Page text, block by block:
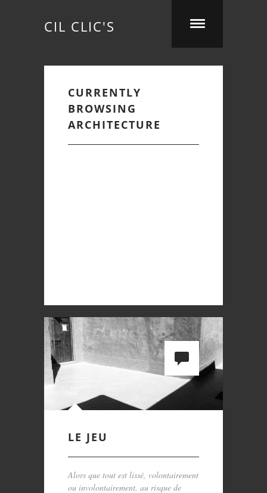
CIL CLIC'S
CURRENTLY
BROWSING
ARCHITECTURE
LE JEU
Alors que tout est lissé, volontairement
ou involontairement, au risque de